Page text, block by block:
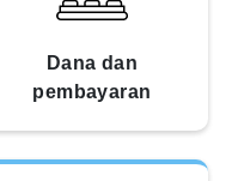
Dana dan
pembayaran